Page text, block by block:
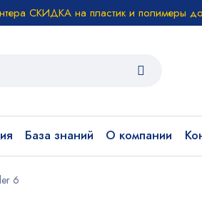
СКИДКА на пластик и полимеры
База знаний О компании
6